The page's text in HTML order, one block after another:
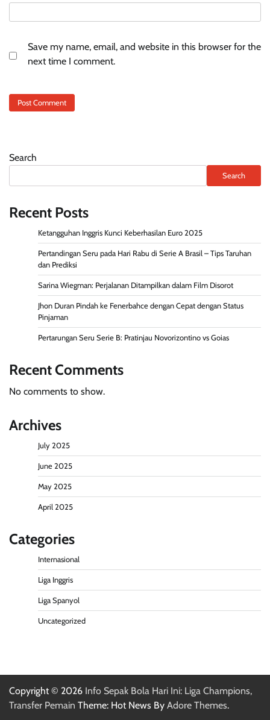
Save my name, email, and website in this browser for the
next time I comment.
Search
Search
Recent Posts
Ketangguhan Inggris Kunci Keberhasilan Euro 2025
Pertandingan Seru pada Hari Rabu di Serie A Brasil – Tips Taruhan
dan Prediksi
Sarina Wiegman: Perjalanan Ditampilkan dalam Film Disorot
Jhon Duran Pindah ke Fenerbahce dengan Cepat dengan Status
Pinjaman
Pertarungan Seru Serie B: Pratinjau Novorizontino vs Goias
Recent Comments
No comments to show.
Archives
July 2025
June 2025
May 2025
April 2025
Categories
Internasional
Liga Inggris
Liga Spanyol
Uncategorized
Copyright © 2026 Info Sepak Bola Hari Ini: Liga Champions,
Transfer Pemain Theme: Hot News By Adore Themes.